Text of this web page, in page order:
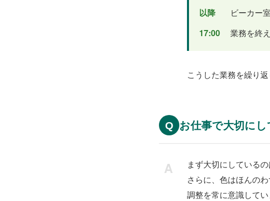
以降
ビーカー
17:00
業務を終
こうした業務を繰り
Q お仕事で大切に
まず大切にしているの
さらに、色はほんの
調整を常に意識してい